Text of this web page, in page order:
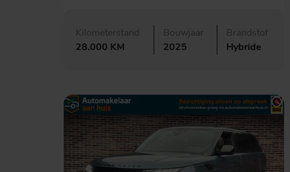
Kilometerstand
28.000 KM
Bouwjaar
2025
Brandstof
Hybride